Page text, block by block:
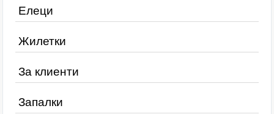
Елеци
Жилетки
За клиенти
Запалки